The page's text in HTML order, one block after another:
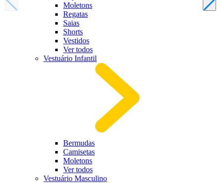
Moletons
Regatas
Saias
Shorts
Vestidos
Ver todos
Vestuário Infantil
Bermudas
Camisetas
Moletons
Ver todos
Vestuário Masculino